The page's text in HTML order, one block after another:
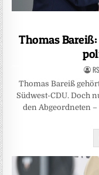
Thomas
Thomas Bareiß
Südwest-CDU. Doch
den Abgeordneten